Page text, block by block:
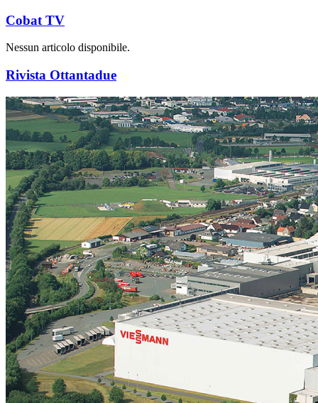
Cobat TV
Nessun articolo disponibile.
Rivista Ottantadue